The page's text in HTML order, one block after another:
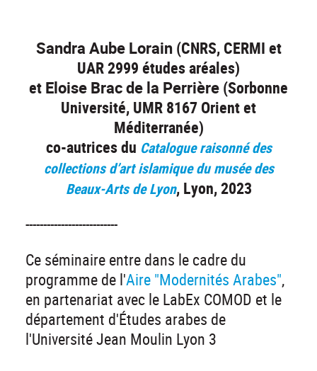
Sandra Aube Lorain (CNRS, CERMI et
UAR 2999 études aréales)
et Eloise Brac de la Perrière (Sorbonne
Université, UMR 8167 Orient et
Méditerranée)
co-autrices du Catalogue raisonné des
collections d’art islamique du musée des
Beaux-Arts de Lyon, Lyon, 2023
--------------------------
Ce séminaire entre dans le cadre du
programme de l'Aire "Modernités Arabes",
en partenariat avec le LabEx COMOD et le
département d'Études arabes de
l'Université Jean Moulin Lyon 3